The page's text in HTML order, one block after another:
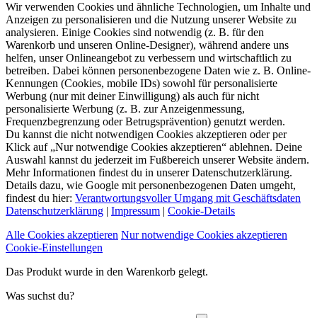
Wir verwenden Cookies und ähnliche Technologien, um Inhalte und
Anzeigen zu personalisieren und die Nutzung unserer Website zu
analysieren. Einige Cookies sind notwendig (z. B. für den
Warenkorb und unseren Online-Designer), während andere uns
helfen, unser Onlineangebot zu verbessern und wirtschaftlich zu
betreiben. Dabei können personenbezogene Daten wie z. B. Online-
Kennungen (Cookies, mobile IDs) sowohl für personalisierte
Werbung (nur mit deiner Einwilligung) als auch für nicht
personalisierte Werbung (z. B. zur Anzeigenmessung,
Frequenzbegrenzung oder Betrugsprävention) genutzt werden.
Du kannst die nicht notwendigen Cookies akzeptieren oder per
Klick auf „Nur notwendige Cookies akzeptieren“ ablehnen. Deine
Auswahl kannst du jederzeit im Fußbereich unserer Website ändern.
Mehr Informationen findest du in unserer Datenschutzerklärung.
Details dazu, wie Google mit personenbezogenen Daten umgeht,
findest du hier: Verantwortungsvoller Umgang mit Geschäftsdaten
Datenschutzerklärung | Impressum | Cookie-Details
Alle Cookies akzeptieren Nur notwendige Cookies akzeptieren
Cookie-Einstellungen
Das Produkt wurde in den Warenkorb gelegt.
Was suchst du?